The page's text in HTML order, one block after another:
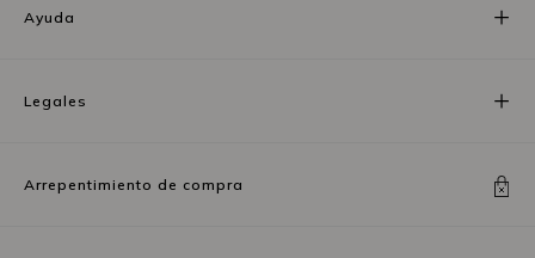
Ayuda
Legales
Arrepentimiento de compra